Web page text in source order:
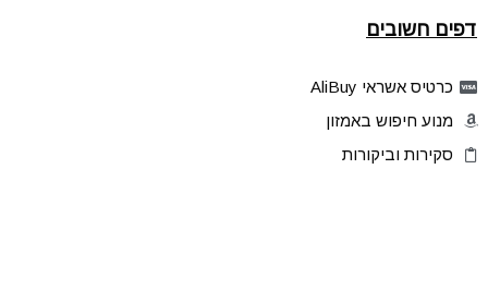
דפים חשובים
כרטיס אשראי AliBuy
מנוע חיפוש באמזון
סקירות וביקורות